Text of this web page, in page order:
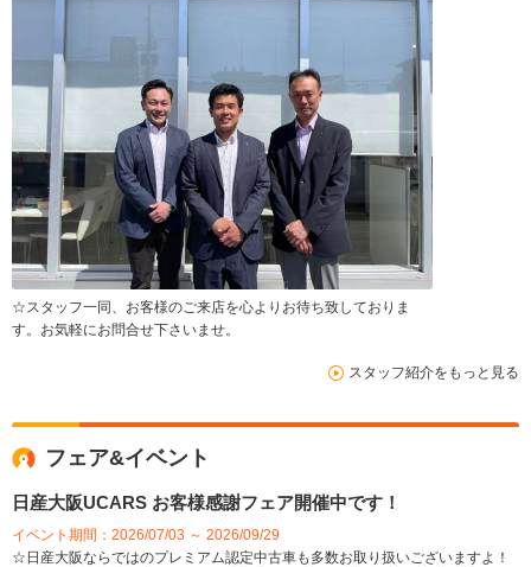
☆スタッフ一同、お客様のご来店を心よりお待ち致しておりま
す。お気軽にお問合せ下さいませ。
スタッフ紹介をもっと見る
フェア&イベント
日産大阪UCARS お客様感謝フェア開催中です！
イベント期間：2026/07/03 ～ 2026/09/29
☆日産大阪ならではのプレミアム認定中古車も多数お取り扱いございますよ！